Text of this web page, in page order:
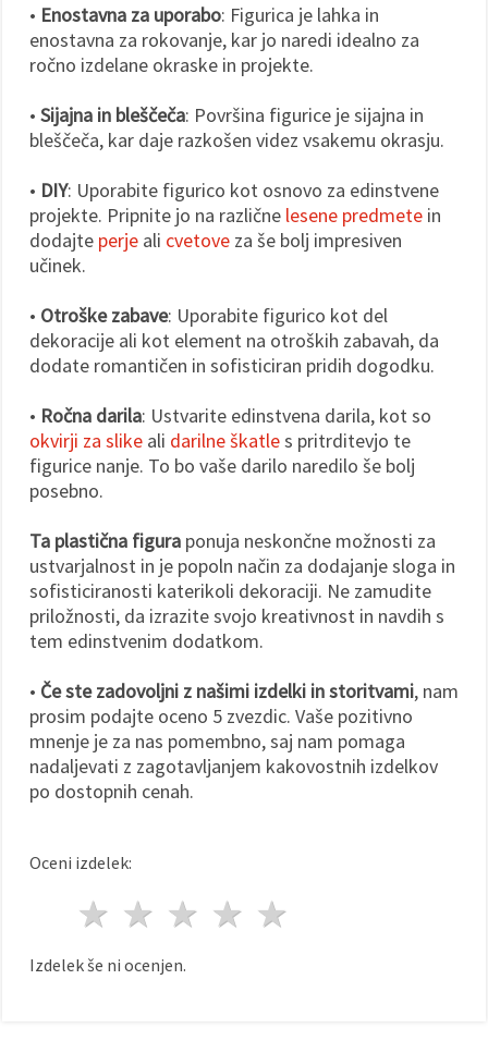
• Enostavna za uporabo: Figurica je lahka in
enostavna za rokovanje, kar jo naredi idealno za
ročno izdelane okraske in projekte.
• Sijajna in bleščeča: Površina figurice je sijajna in
bleščeča, kar daje razkošen videz vsakemu okrasju.
• DIY: Uporabite figurico kot osnovo za edinstvene
projekte. Pripnite jo na različne lesene predmete in
dodajte perje ali cvetove za še bolj impresiven
učinek.
• Otroške zabave: Uporabite figurico kot del
dekoracije ali kot element na otroških zabavah, da
dodate romantičen in sofisticiran pridih dogodku.
• Ročna darila: Ustvarite edinstvena darila, kot so
okvirji za slike ali darilne škatles pritrditevjo te
figurice nanje. To bo vaše darilo naredilo še bolj
posebno.
Ta plastična figura ponuja neskončne možnosti za
ustvarjalnost in je popoln način za dodajanje sloga in
sofisticiranosti katerikoli dekoraciji. Ne zamudite
priložnosti, da izrazite svojo kreativnost in navdih s
tem edinstvenim dodatkom.
• Če ste zadovoljni z našimi izdelki in storitvami, nam
prosim podajte oceno 5 zvezdic. Vaše pozitivno
mnenje je za nas pomembno, saj nam pomaga
nadaljevati z zagotavljanjem kakovostnih izdelkov
po dostopnih cenah.
Oceni izdelek:
4 zvezde
3 zvezde
2 zvezde
1 zvezda
Izdelek še ni ocenjen.